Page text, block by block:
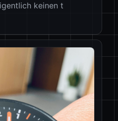
keinen t